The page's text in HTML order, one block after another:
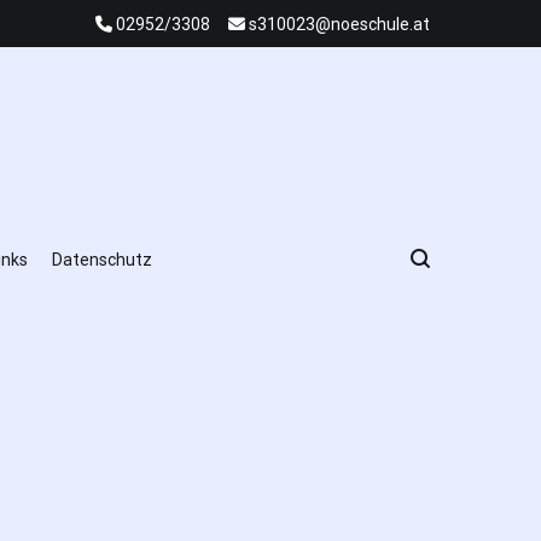
02952/3308 s310023@noeschule.at
Datenschutz